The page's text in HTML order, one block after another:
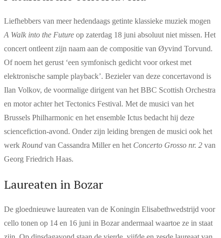
Liefhebbers van meer hedendaags getinte klassieke muziek mogen
A Walk into the Future op zaterdag 18 juni absoluut niet missen. Het
concert ontleent zijn naam aan de compositie van Øyvind Torvund.
Of noem het gerust ‘een symfonisch gedicht voor orkest met
elektronische sample playback’. Bezieler van deze concertavond is
Ilan Volkov, de voormalige dirigent van het BBC Scottish Orchestra
en motor achter het Tectonics Festival. Met de musici van het
Brussels Philharmonic en het ensemble Ictus bedacht hij deze
sciencefiction-avond. Onder zijn leiding brengen de musici ook het
werk Round van Cassandra Miller en het Concerto Grosso nr. 2 van
Georg Friedrich Haas.
Laureaten in Bozar
De gloednieuwe laureaten van de Koningin Elisabethwedstrijd voor
cello tonen op 14 en 16 juni in Bozar andermaal waartoe ze in staat